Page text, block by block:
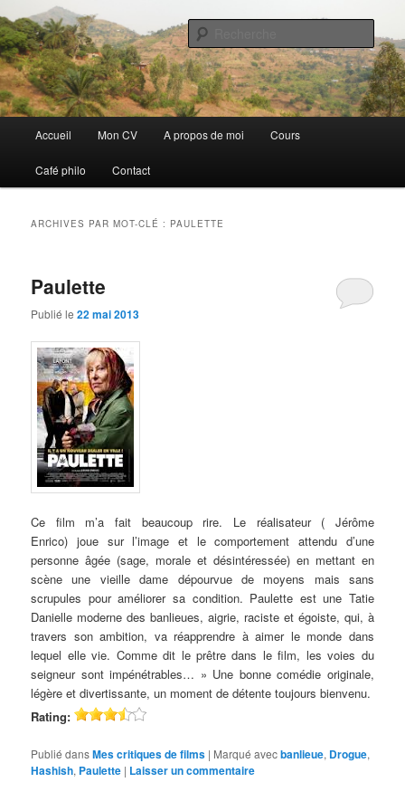
au
contenu
principal
au
contenu
secondaireGuillaume Nicaise
Discovery
principal
Accueil Mon CV A propos de moi Cours
Café philo Contact
ARCHIVES PAR MOT-CLÉ : PAULETTE
Paulette
Publié le22 mai 2013
Ce film m’a fait beaucoup rire. Le réalisateur ( Jérôme
Enrico) joue sur l’image et le comportement attendu d’une
personne âgée (sage, morale et désintéressée) en mettant en
scène une vieille dame dépourvue de moyens mais sans
scrupules pour améliorer sa condition. Paulette est une Tatie
Danielle moderne des banlieues, aigrie, raciste et égoiste, qui, à
travers son ambition, va réapprendre à aimer le monde dans
lequel elle vie. Comme dit le prêtre dans le film, les voies du
seigneur sont impénétrables… » Une bonne comédie originale,
légère et divertissante, un moment de détente toujours bienvenu.
Rating:
Publié dansMes critiques de films | Marqué avecbanlieue, Drogue,
Hashish, Paulette | Laisser un commentaire